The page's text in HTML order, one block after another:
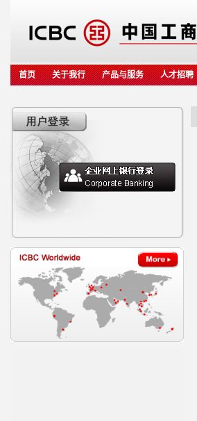
首页 关于我行 产品与服务 人才招聘